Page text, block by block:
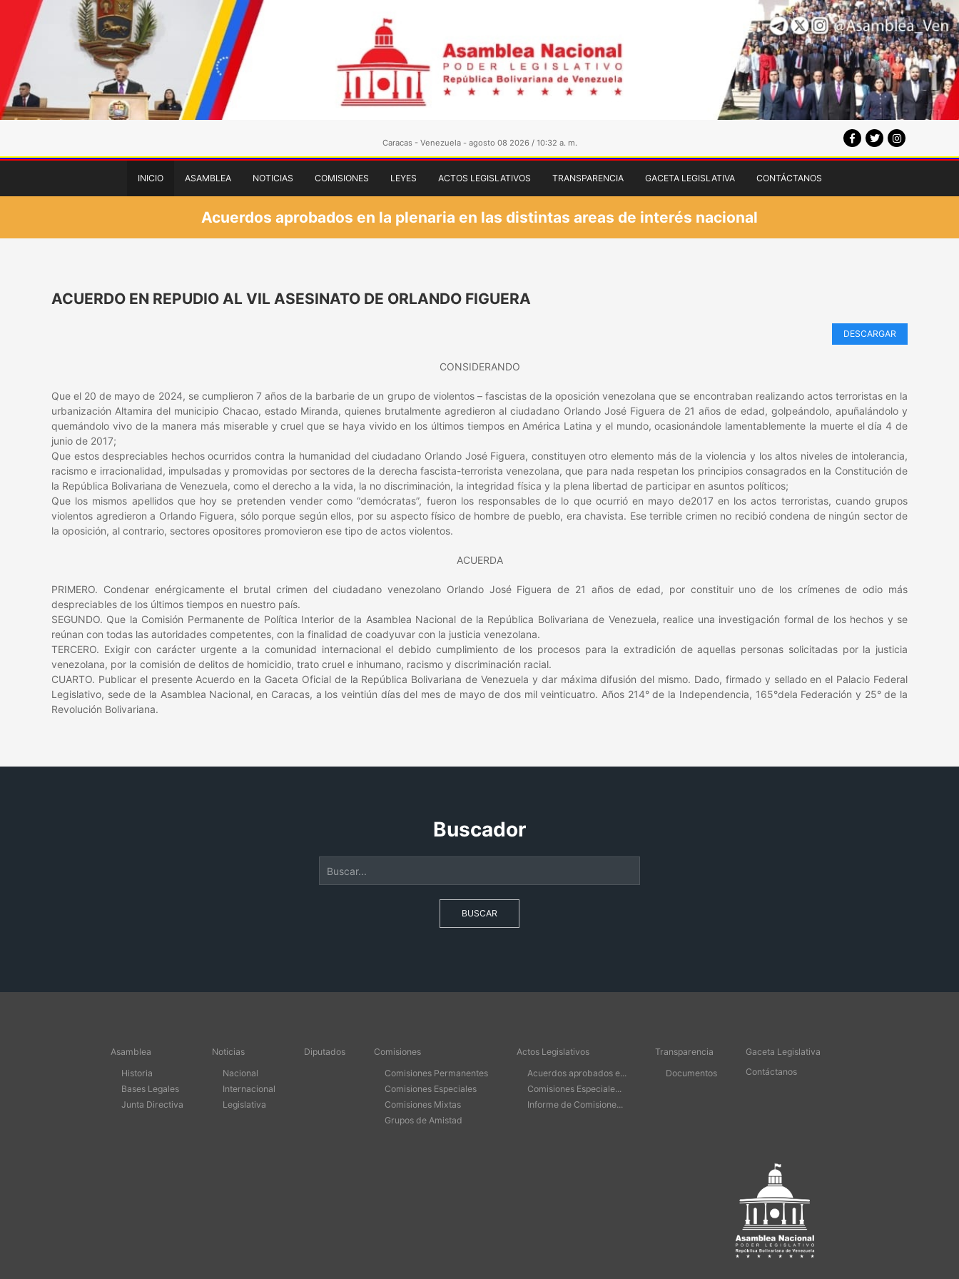
Caracas - Venezuela - agosto 08 2026 / 10:32 a. m.
INICIO ASAMBLEA NOTICIAS COMISIONES LEYES ACTOS LEGISLATIVOS TRANSPARENCIA GACETA LEGISLATIVA CONTÁCTANOS
Acuerdos aprobados en la plenaria en las distintas areas de interés nacional
ACUERDO EN REPUDIO AL VIL ASESINATO DE ORLANDO FIGUERA
DESCARGAR
CONSIDERANDO
Que el 20 de mayo de 2024, se cumplieron 7 años de la barbarie de un grupo de violentos – fascistas de la oposición venezolana que se encontraban realizando actos terroristas en la
urbanización Altamira del municipio Chacao, estado Miranda, quienes brutalmente agredieron al ciudadano Orlando José Figuera de 21 años de edad, golpeándolo, apuñalándolo y
quemándolo vivo de la manera más miserable y cruel que se haya vivido en los últimos tiempos en América Latina y el mundo, ocasionándole lamentablemente la muerte el día 4 de
junio de 2017;
Que estos despreciables hechos ocurridos contra la humanidad del ciudadano Orlando José Figuera, constituyen otro elemento más de la violencia y los altos niveles de intolerancia,
racismo e irracionalidad, impulsadas y promovidas por sectores de la derecha fascista-terrorista venezolana, que para nada respetan los principios consagrados en la Constitución de
la República Bolivariana de Venezuela, como el derecho a la vida, la no discriminación, la integridad física y la plena libertad de participar en asuntos políticos;
Que los mismos apellidos que hoy se pretenden vender como “demócratas”, fueron los responsables de lo que ocurrió en mayo de2017 en los actos terroristas, cuando grupos
violentos agredieron a Orlando Figuera, sólo porque según ellos, por su aspecto físico de hombre de pueblo, era chavista. Ese terrible crimen no recibió condena de ningún sector de
la oposición, al contrario, sectores opositores promovieron ese tipo de actos violentos.
ACUERDA
PRIMERO. Condenar enérgicamente el brutal crimen del ciudadano venezolano Orlando José Figuera de 21 años de edad, por constituir uno de los crímenes de odio más
despreciables de los últimos tiempos en nuestro país.
SEGUNDO. Que la Comisión Permanente de Política Interior de la Asamblea Nacional de la República Bolivariana de Venezuela, realice una investigación formal de los hechos y se
reúnan con todas las autoridades competentes, con la finalidad de coadyuvar con la justicia venezolana.
TERCERO. Exigir con carácter urgente a la comunidad internacional el debido cumplimiento de los procesos para la extradición de aquellas personas solicitadas por la justicia
venezolana, por la comisión de delitos de homicidio, trato cruel e inhumano, racismo y discriminación racial.
CUARTO. Publicar el presente Acuerdo en la Gaceta Oficial de la República Bolivariana de Venezuela y dar máxima difusión del mismo. Dado, firmado y sellado en el Palacio Federal
Legislativo, sede de la Asamblea Nacional, en Caracas, a los veintiún días del mes de mayo de dos mil veinticuatro. Años 214° de la Independencia, 165°dela Federación y 25° de la
Revolución Bolivariana.
Buscador
BUSCAR
Asamblea
Historia
Bases Legales
Junta Directiva
Noticias
Nacional
Internacional
Legislativa
Diputados
Comisiones
Comisiones Permanentes
Comisiones Especiales
Comisiones Mixtas
Grupos de Amistad
Actos Legislativos
Acuerdos aprobados e...
Comisiones Especiale...
Informe de Comisione...
Transparencia
Documentos
Gaceta Legislativa
Contáctanos